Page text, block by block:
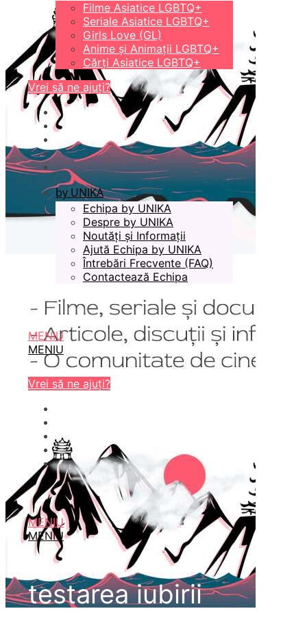
Filme Asiatice LGBTQ+
Seriale Asiatice LGBTQ+
Girls Love (GL)
Anime și Animații LGBTQ+
Cărți Asiatice LGBTQ+
Vrei să ne ajuți?
by UNIKA
Echipa by UNIKA
Despre by UNIKA
Noutăți și Informații
Ajută Echipa by UNIKA
Întrebări Frecvente (FAQ)
Contactează Echipa
MENIU
MENIU
Vrei să ne ajuți?
MENIU
MENIU
testarea iubirii